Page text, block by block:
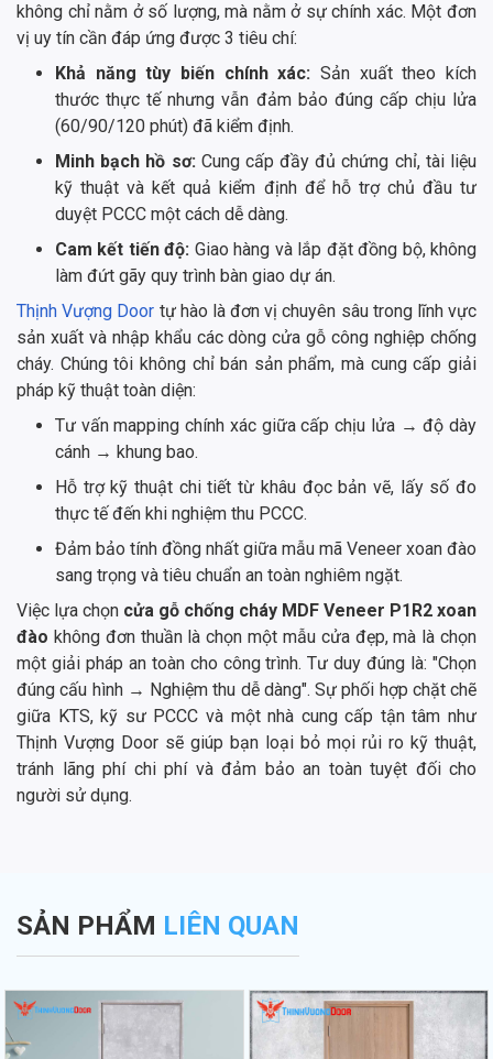
không chỉ nằm ở số lượng, mà nằm ở sự chính xác. Một đơn
vị uy tín cần đáp ứng được 3 tiêu chí:
Khả năng tùy biến chính xác: Sản xuất theo kích
thước thực tế nhưng vẫn đảm bảo đúng cấp chịu lửa
(60/90/120 phút) đã kiểm định.
Minh bạch hồ sơ: Cung cấp đầy đủ chứng chỉ, tài liệu
kỹ thuật và kết quả kiểm định để hỗ trợ chủ đầu tư
duyệt PCCC một cách dễ dàng.
Cam kết tiến độ: Giao hàng và lắp đặt đồng bộ, không
làm đứt gãy quy trình bàn giao dự án.
Thịnh Vượng Door tự hào là đơn vị chuyên sâu trong lĩnh vực
sản xuất và nhập khẩu các dòng cửa gỗ công nghiệp chống
cháy. Chúng tôi không chỉ bán sản phẩm, mà cung cấp giải
pháp kỹ thuật toàn diện:
Tư vấn mapping chính xác giữa cấp chịu lửa → độ dày
cánh → khung bao.
Hỗ trợ kỹ thuật chi tiết từ khâu đọc bản vẽ, lấy số đo
thực tế đến khi nghiệm thu PCCC.
Đảm bảo tính đồng nhất giữa mẫu mã Veneer xoan đào
sang trọng và tiêu chuẩn an toàn nghiêm ngặt.
Việc lựa chọn cửa gỗ chống cháy MDF Veneer P1R2 xoan
đào không đơn thuần là chọn một mẫu cửa đẹp, mà là chọn
một giải pháp an toàn cho công trình. Tư duy đúng là: "Chọn
đúng cấu hình → Nghiệm thu dễ dàng". Sự phối hợp chặt chẽ
giữa KTS, kỹ sư PCCC và một nhà cung cấp tận tâm như
Thịnh Vượng Door sẽ giúp bạn loại bỏ mọi rủi ro kỹ thuật,
tránh lãng phí chi phí và đảm bảo an toàn tuyệt đối cho
người sử dụng.
SẢN PHẨM LIÊN QUAN